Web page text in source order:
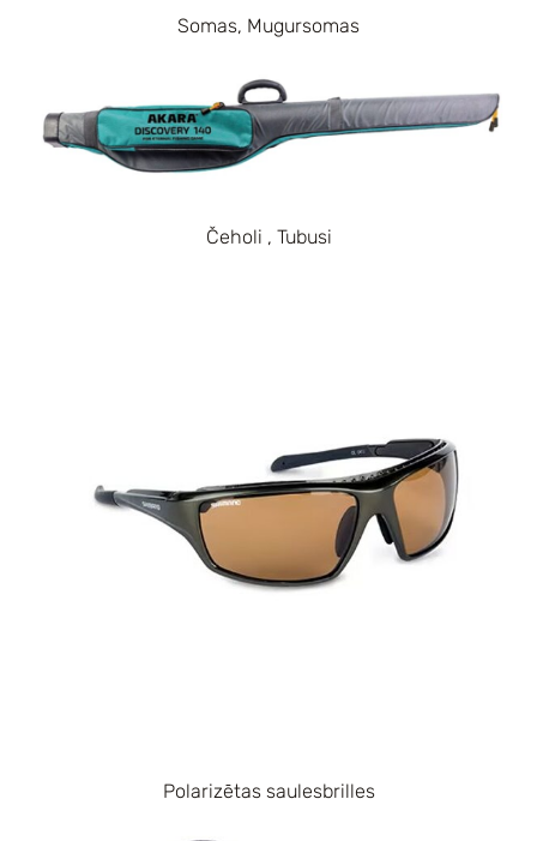
Somas, Mugursomas
Čeholi , Tubusi
Polarizētas saulesbrilles